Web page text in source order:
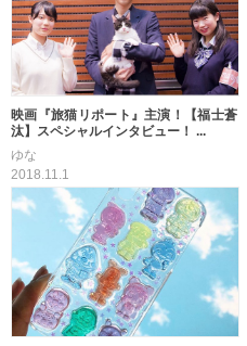
映画『旅猫リポート』主演！【福士蒼
汰】スペシャルインタビュー！ ...
ゆな
2018.11.1